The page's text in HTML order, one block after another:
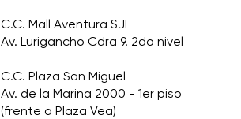
C.C. Mall Aventura SJL
Av. Lurigancho Cdra 9. 2do nivel
C.C. Plaza San Miguel
Av. de la Marina 2000 - 1er piso
(frente a Plaza Vea)